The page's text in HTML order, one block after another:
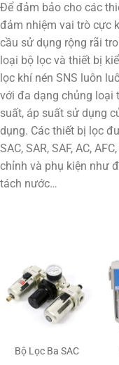
Để đảm bảo cho các
đảm nhiệm vai trò cực
cầu sử dụng rộng rãi
loại bộ lọc và thiết bị
lọc khí nén SNS luôn
với đa dạng chủng loại
suất, áp suất sử dụng
dụng. Các thiết bị lọc
SAC, SAR, SAF, AC,
chỉnh và phụ kiện như
tách nước…
Bộ Lọc Ba SAC